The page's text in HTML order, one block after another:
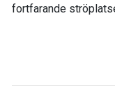
fortfarande